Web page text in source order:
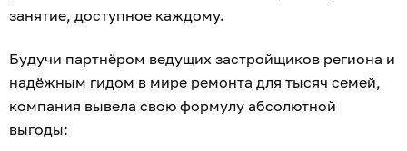
занятие, доступное каждому.
Будучи партнёром ведущих застройщиков региона и
надёжным гидом в мире ремонта для тысяч семей,
компания вывела свою формулу абсолютной
выгоды: